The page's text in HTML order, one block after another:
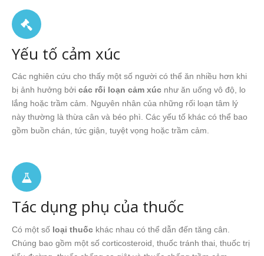
Yếu tố cảm xúc
Các nghiên cứu cho thấy một số người có thể ăn nhiều hơn khi
bị ảnh hưởng bởi các rối loạn cảm xúc như ăn uống vô độ, lo
lắng hoặc trầm cảm. Nguyên nhân của những rối loạn tâm lý
này thường là thừa cân và béo phì. Các yếu tố khác có thể bao
gồm buồn chán, tức giận, tuyệt vọng hoặc trầm cảm.
Tác dụng phụ của thuốc
Có một số loại thuốc khác nhau có thể dẫn đến tăng cân.
Chúng bao gồm một số corticosteroid, thuốc tránh thai, thuốc trị